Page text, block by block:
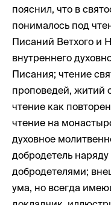
пояснил, что в
понималось под
Писаний Ветхого и
внутреннего
Писания; чтение
проповедей, житий
чтение как
чтение на
духовное
добродетель
добродетелями;
ума, но всегда